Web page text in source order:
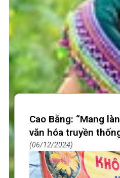
Cao Bằng: “Mang
văn hóa truyền
06/12/2024